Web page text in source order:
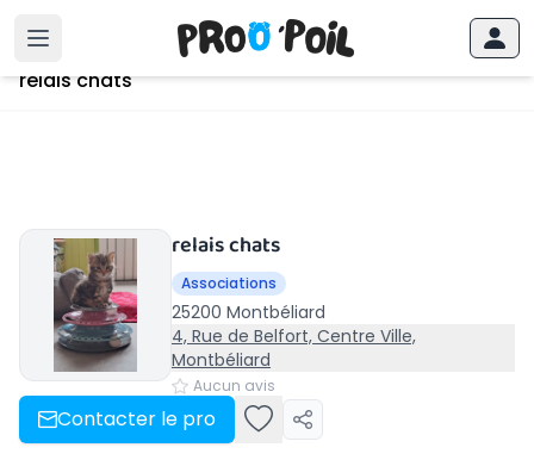
Accueil Montbéliard›relais chats
relais chats
relais chats
Associations
25200 Montbéliard
4, Rue de Belfort, Centre Ville,
Montbéliard
Aucun avis
Contacter le pro